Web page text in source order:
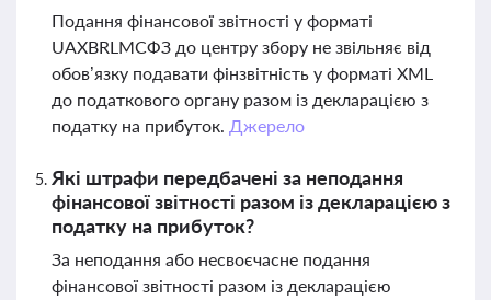
Подання фінансової звітності у форматі
UAXBRLМСФЗ до центру збору не звільняє від
обов’язку подавати фінзвітність у форматі XML
до податкового органу разом із декларацією з
податку на прибуток. Джерело
Які штрафи передбачені за неподання
фінансової звітності разом із декларацією з
податку на прибуток?
За неподання або несвоєчасне подання
фінансової звітності разом із декларацією